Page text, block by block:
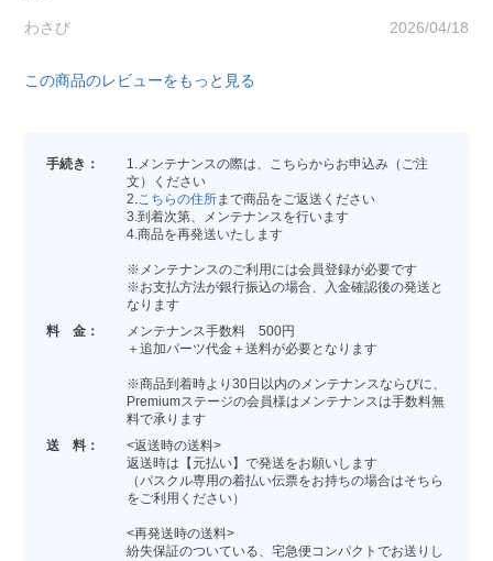
わさび 2026/04/18
この商品のレビューをもっと見る
手続き：
1.メンテナンスの際は、こちらからお申込み（ご注
文）ください
2.こちらの住所まで商品をご返送ください
3.到着次第、メンテナンスを行います
4.商品を再発送いたします
※メンテナンスのご利用には会員登録が必要です
※お支払方法が銀行振込の場合、入金確認後の発送と
なります
料 金：
メンテナンス手数料 500円
＋追加パーツ代金＋送料が必要となります
※商品到着時より30日以内のメンテナンスならびに、
Premiumステージの会員様はメンテナンスは手数料無
料で承ります
送 料：
<返送時の送料>
返送時は【元払い】で発送をお願いします
（パスクル専用の着払い伝票をお持ちの場合はそちら
をご利用ください）
<再発送時の送料>
紛失保証のついている、宅急便コンパクトでお送りし